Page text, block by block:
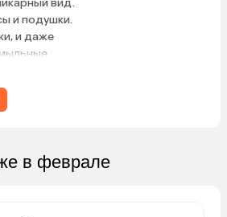
вид.
и подушки.
и даже
на месте.
даже
сказка,
белый
в феврале